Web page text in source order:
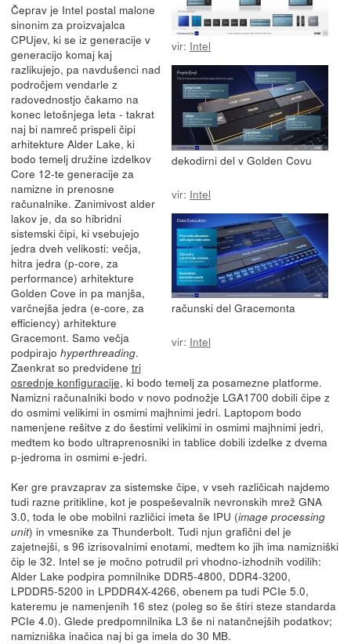
vir: Intel
dekodirni del v Golden Covu
vir: Intel
računski del Gracemonta
vir: Intel
Čeprav je Intel postal malone
sinonim za proizvajalca
CPUjev, ki se iz generacije v
generacijo komaj kaj
razlikujejo, pa navdušenci nad
področjem vendarle z
radovednostjo čakamo na
konec letošnjega leta - takrat
naj bi namreč prispeli čipi
arhitekture Alder Lake, ki
bodo temelj družine izdelkov
Core 12-te generacije za
namizne in prenosne
računalnike. Zanimivost alder
lakov je, da so hibridni
sistemski čipi, ki vsebujejo
jedra dveh velikosti: večja,
hitra jedra (p-core, za
performance) arhitekture
Golden Cove in pa manjša,
varčnejša jedra (e-core, za
efficiency) arhitekture
Gracemont. Samo večja
podpirajo hyperthreading.
Zaenkrat so predvidene tri
osrednje konfiguracije, ki bodo temelj za posamezne platforme.
Namizni računalniki bodo v novo podnožje LGA1700 dobili čipe z
do osmimi velikimi in osmimi majhnimi jedri. Laptopom bodo
namenjene rešitve z do šestimi velikimi in osmimi majhnimi jedri,
medtem ko bodo ultraprenosniki in tablice dobili izdelke z dvema
p-jedroma in osmimi e-jedri.
Ker gre pravzaprav za sistemske čipe, v vseh različicah najdemo
tudi razne pritikline, kot je pospeševalnik nevronskih mrež GNA
3.0, toda le obe mobilni različici imeta še IPU (image processing
unit) in vmesnike za Thunderbolt. Tudi njun grafični del je
zajetnejši, s 96 izrisovalnimi enotami, medtem ko jih ima namizniški
čip le 32. Intel se je močno potrudil pri vhodno-izhodnih vodilih:
Alder Lake podpira pomnilnike DDR5-4800, DDR4-3200,
LPDDR5-5200 in LPDDR4X-4266, obenem pa tudi PCIe 5.0,
kateremu je namenjenih 16 stez (poleg so še štiri steze standarda
PCIe 4.0). Glede predpomnilnika L3 še ni natančnejših podatkov;
namizniška inačica naj bi ga imela do 30 MB.